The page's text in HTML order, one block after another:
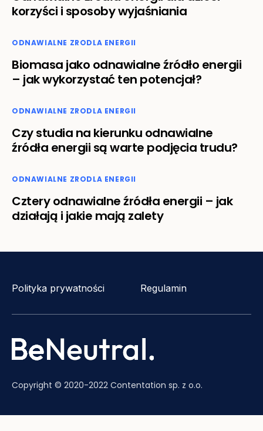
korzyści i sposoby wyjaśniania
ODNAWIALNE ZRODLA ENERGII
Biomasa jako odnawialne źródło energii
– jak wykorzystać ten potencjał?
ODNAWIALNE ZRODLA ENERGII
Czy studia na kierunku odnawialne
źródła energii są warte podjęcia trudu?
ODNAWIALNE ZRODLA ENERGII
Cztery odnawialne źródła energii – jak
działają i jakie mają zalety
Polityka prywatności Regulamin
Copyright © 2020-2022 Contentation sp. z o.o.